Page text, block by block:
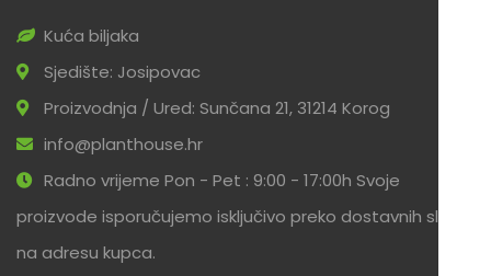
Kuća biljaka
Sjedište: Josipovac
Proizvodnja / Ured: Sunčana 21, 31214 Korog
info@planthouse.hr
Radno vrijeme Pon - Pet : 9:00 - 17:00h Svoje
proizvode isporučujemo isključivo preko dostavnih službi
na adresu kupca.